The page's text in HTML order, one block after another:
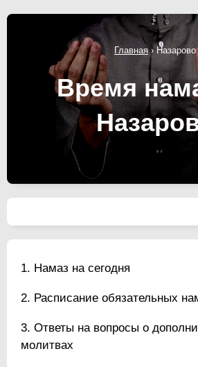
Главная› Назарово
Время
Намаз на сегодня
Расписание обязательных
Ответы на вопросы о
молитвах